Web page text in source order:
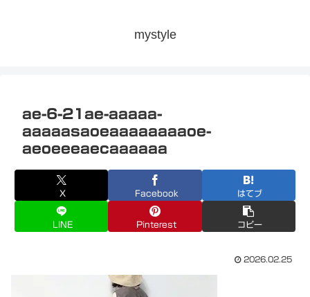
mystyle
ae-6-21ae-aaaaa-
aaaaasaoeaaaaaaaaoe-
aeoeeeaecaaaaaa
X Facebook はてブ
LINE Pinterest コピー
2026.02.25